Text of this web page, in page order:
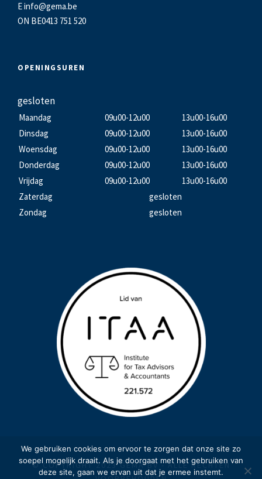
Einfo@gema.be
ON BE0413 751 520
OPENINGSUREN
gesloten
Maandag 09u00-12u00
13u00-16u00
Dinsdag
09u00-12u00
13u00-16u00
Woensdag
09u00-12u00
13u00-16u00
Donderdag
09u00-12u00
13u00-16u00
Vrijdag
09u00-12u00
13u00-16u00
Zaterdag
gesloten
Zondag
gesloten
© COPYRIGHT 2023 GEMA BV - ALLE RECHTEN
We gebruiken cookies om ervoor te zorgen dat onze site zo
soepel mogelijk draait. Als je doorgaat met het gebruiken van
deze site, gaan we ervan uit dat je ermee instemt.